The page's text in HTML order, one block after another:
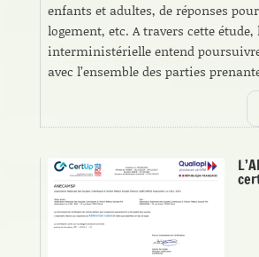
enfants et adultes, de réponses
logement, etc. A travers cette étude,
interministérielle entend
avec l’ensemble des parties